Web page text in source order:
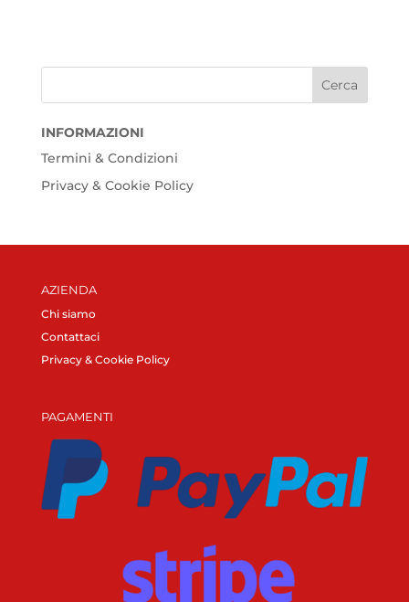
INFORMAZIONI
Termini & Condizioni
Privacy & Cookie Policy
AZIENDA
Chi siamo
Contattaci
Privacy & Cookie Policy
PAGAMENTI